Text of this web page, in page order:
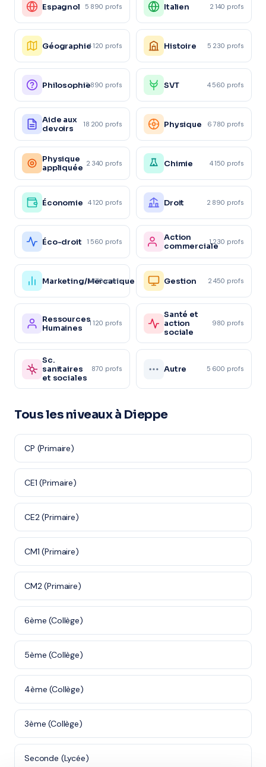
Espagnol 5 890 profs Italien 2 140 profs
Géographie4 120 profs Histoire 5 230 profs
Philosophie3 890 profs SVT 4 560 profs
Aide aux
devoirs
18 200 profs Physique 6 780 profs
Physique
appliquée 2 340 profs Chimie 4 150 profs
Économie 4 120 profs Droit 2 890 profs
Éco-droit 1 560 profs
Action
commerciale1 230 profs
Marketing/Mercatique
1 870 profs Gestion 2 450 profs
Ressources
Humaines
1 120 profs
Santé et
action
sociale
980 profs
Sc.
sanitaires
et sociales
870 profs Autre 5 600 profs
Tous les niveaux à Dieppe
CP (Primaire)
CE1 (Primaire)
CE2 (Primaire)
CM1 (Primaire)
CM2 (Primaire)
6ème (Collège)
5ème (Collège)
4ème (Collège)
3ème (Collège)
Seconde (Lycée)